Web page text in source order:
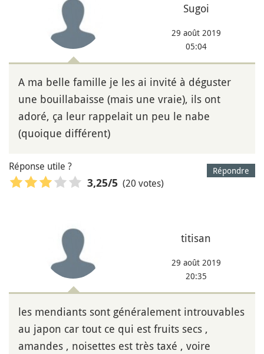
Sugoi
29 août 2019
05:04
A ma belle famille je les ai invité à déguster
une bouillabaisse (mais une vraie), ils ont
adoré, ça leur rappelait un peu le nabe
(quoique différent)
Répondre
Réponse utile ?
3,25/5 (20 votes)
titisan
29 août 2019
20:35
les mendiants sont généralement introuvables
au japon car tout ce qui est fruits secs ,
amandes , noisettes est très taxé , voire